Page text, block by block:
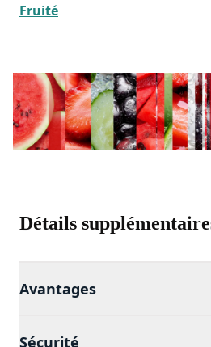
Fruité
Détails
Avantages
Sécurité